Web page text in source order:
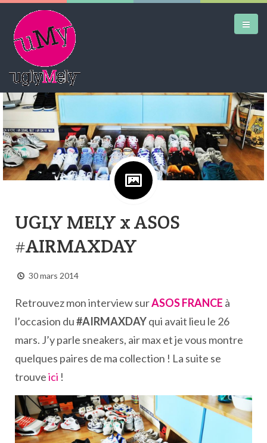
DAILY KICKS
AIRTRAINERPEDIA
STREET ART
MW SHIFT
CONTACT
Google+
UGLY MELY x ASOS
#AIRMAXDAY
30 mars 2014
Retrouvez mon interview surASOS FRANCE à
l’occasion du#AIRMAXDAYqui avait lieu le 26
mars. J’y parle sneakers, air max et je vous montre
quelques paires de ma collection ! La suite se
trouveici !